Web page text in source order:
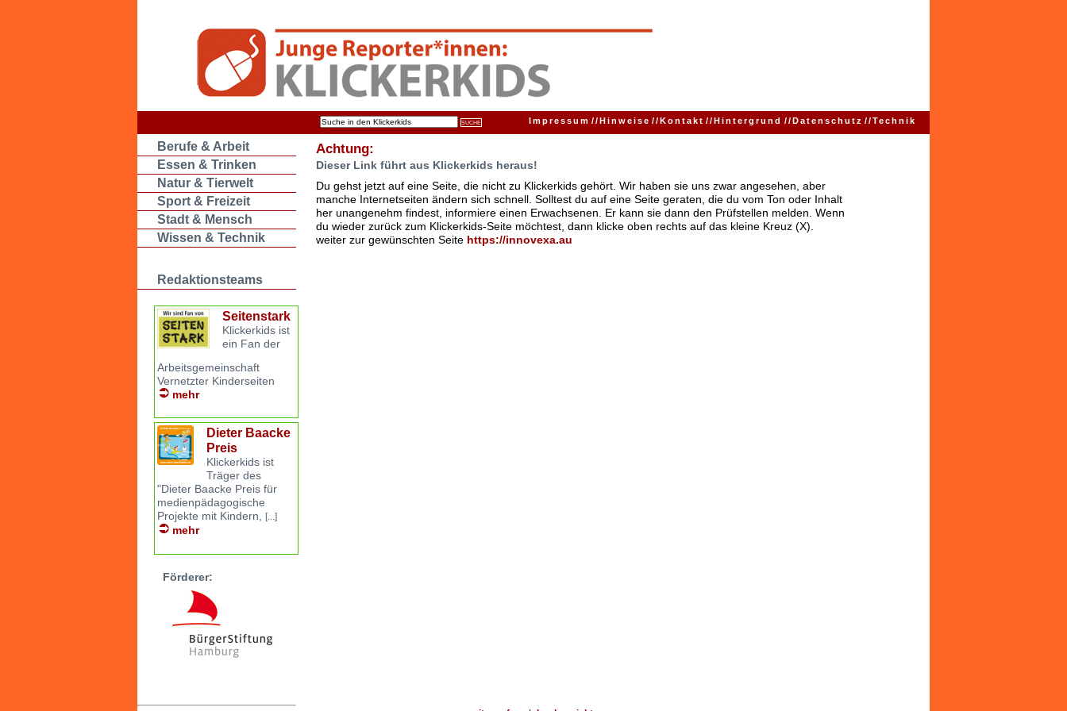
Impressum //Hinweise //Kontakt //Hintergrund //Datenschutz //Technik
Berufe & Arbeit
Essen & Trinken
Natur & Tierwelt
Sport & Freizeit
Stadt & Mensch
Wissen & Technik
Redaktionsteams
Seitenstark
Klickerkids ist
ein Fan der
Arbeitsgemeinschaft
Vernetzter Kinderseiten
mehr
Dieter Baacke
Preis
Klickerkids ist
Träger des
"Dieter Baacke Preis für
medienpädagogische
Projekte mit Kindern, [...]
mehr
Förderer:
Achtung:
Dieser Link führt aus Klickerkids heraus!
Du gehst jetzt auf eine Seite, die nicht zu Klickerkids gehört. Wir haben sie uns zwar angesehen, aber
manche Internetseiten ändern sich schnell. Solltest du auf eine Seite geraten, die du vom Ton oder Inhalt
her unangenehm findest, informiere einen Erwachsenen. Er kann sie dann den Prüfstellen melden. Wenn
du wieder zurück zum Klickerkids-Seite möchtest, dann klicke oben rechts auf das kleine Kreuz (X).
weiter zur gewünschten Seite https://innovexa.au